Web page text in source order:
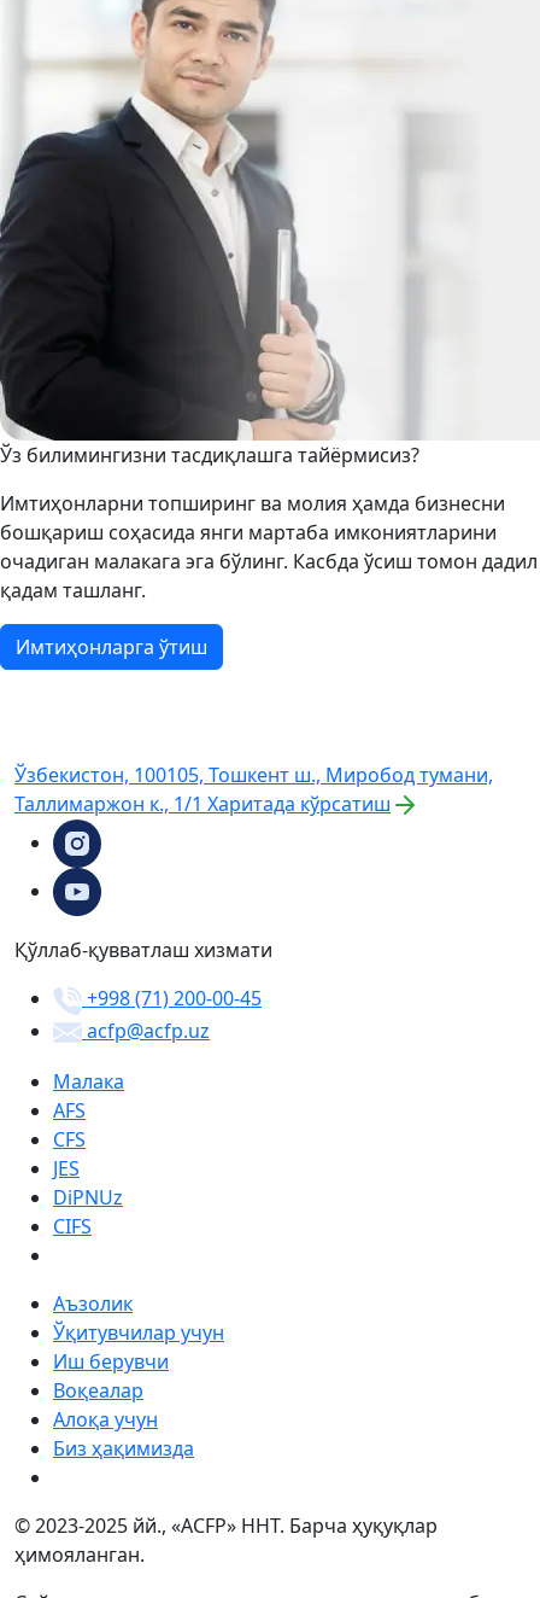
Ўз билимингизни тасдиқлашга тайёрмисиз?
Имтиҳонларни топширинг ва молия ҳамда бизнесни
бошқариш соҳасида янги мартаба имкониятларини
очадиган малакага эга бўлинг. Касбда ўсиш томон дадил
қадам ташланг.
Имтиҳонларга ўтиш
Ўзбекистон, 100105, Тошкент ш., Миробод тумани,
Таллимаржон к., 1/1 Харитада кўрсатиш
Қўллаб-қувватлаш хизмати
+998 (71) 200-00-45
acfp@acfp.uz
Малака
AFS
CFS
JES
DiPNUz
CIFS
Аъзолик
Ўқитувчилар учун
Иш берувчи
Воқеалар
Алоқа учун
Биз ҳақимизда
© 2023-2025 йй., «ACFP» ННТ. Барча ҳуқуқлар
ҳимояланган.